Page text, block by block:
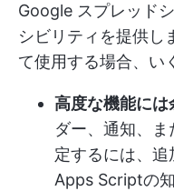
Google スプレッド
シビリティを提供し
て使用する場合、い
高度な機能には
ダー、通知、
定するには、
Apps Scriptの